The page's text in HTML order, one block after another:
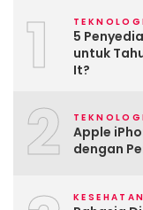
1
5
untuk
It?
2
Apple
dengan
KESEHATAN